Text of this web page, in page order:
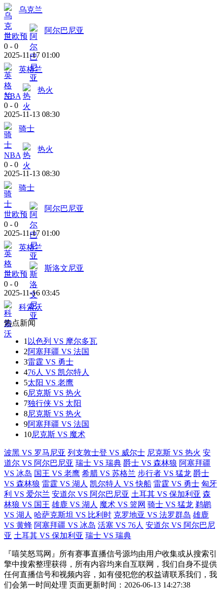
乌克兰
世欧预
阿尔巴尼亚
0 - 0
2025-11-17 01:00
英格兰
NBA
热火
0 - 0
2025-11-13 08:30
骑士
NBA
热火
0 - 0
2025-11-13 08:30
骑士
世欧预
阿尔巴尼亚
0 - 0
2025-11-17 01:00
英格兰
世欧预
斯洛文尼亚
0 - 0
2025-11-16 03:45
科索沃
热点新闻
1 以色列 VS 摩尔多瓦
2阿塞拜疆 VS 法国
3雷霆 VS 勇士
476人 VS 凯尔特人
5太阳 VS 老鹰
6尼克斯 VS 热火
7独行侠 VS 太阳
8尼克斯 VS 热火
9阿塞拜疆 VS 法国
10尼克斯 VS 魔术
波黑 VS 罗马尼亚 列支敦士登 VS 威尔士 尼克斯 VS 热火 安
道尔 VS 阿尔巴尼亚 瑞士 VS 瑞典 爵士 VS 森林狼 阿塞拜疆
VS 冰岛 国王 VS 老鹰 希腊 VS 苏格兰 步行者 VS 猛龙 爵士
VS 森林狼 雷霆 VS 湖人 凯尔特人 VS 快船 雷霆 VS 勇士 匈牙
利 VS 爱尔兰 安道尔 VS 阿尔巴尼亚 土耳其 VS 保加利亚 森
林狼 VS 国王 雄鹿 VS 湖人 魔术 VS 篮网 骑士 VS 猛龙 鹈鹕
VS 湖人 哈萨克斯坦 VS 比利时 克罗地亚 VS 法罗群岛 雄鹿
VS 黄蜂 阿塞拜疆 VS 冰岛 活塞 VS 76人 安道尔 VS 阿尔巴尼
亚 土耳其 VS 保加利亚 瑞士 VS 瑞典
『嘻笑怒骂网』所有赛事直播信号源均由用户收集或从搜索引
擎中搜索整理获得，所有内容均来自互联网，我们自身不提供
任何直播信号和视频内容，如有侵犯您的权益请联系我们，我
们会第一时间处理 页面更新时间：2026-06-13 14:27:38